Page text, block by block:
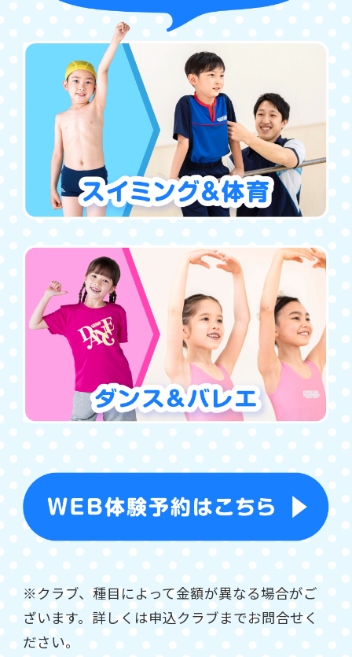
※クラブ、種目によって金額が異なる場合がご
ざいます。詳しくは申込クラブまでお問合せく
ださい。